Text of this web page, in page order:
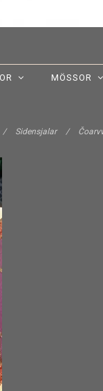
MÖSSOR
/ Sidensjalar /